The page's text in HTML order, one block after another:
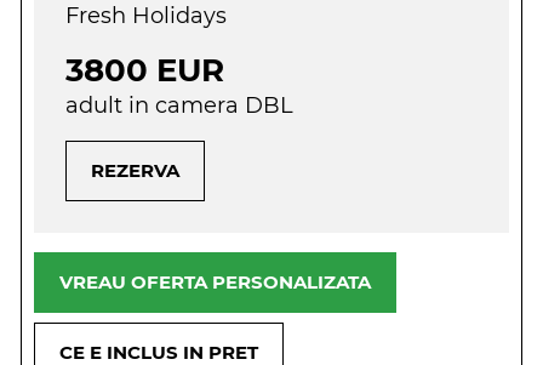
Fresh Holidays
3800 EUR
adult in camera DBL
REZERVA
VREAU OFERTA PERSONALIZATA
CE E INCLUS IN PRET